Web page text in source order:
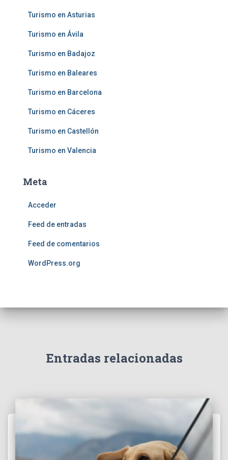
Turismo en Asturias
Turismo en Ávila
Turismo en Badajoz
Turismo en Baleares
Turismo en Barcelona
Turismo en Cáceres
Turismo en Castellón
Turismo en Valencia
Meta
Acceder
Feed de entradas
Feed de comentarios
WordPress.org
Entradas relacionadas